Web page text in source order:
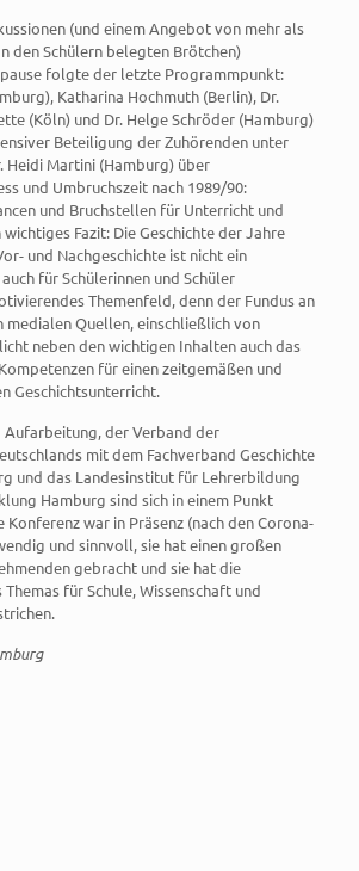
(und einem Angebot von mehr als
den Schülern belegten Brötchen)
folgte der letzte Programmpunkt:
Katharina Hochmuth (Berlin), Dr.
(Köln) und Dr. Helge Schröder (Hamburg)
Beteiligung der Zuhörenden unter
Heidi Martini (Hamburg) über
und Umbruchszeit nach 1989/90:
und Bruchstellen für Unterricht und
Fazit: Die Geschichte der Jahre
und Nachgeschichte ist nicht ein
für Schülerinnen und Schüler
Themenfeld, denn der Fundus an
medialen Quellen, einschließlich von
neben den wichtigen Inhalten auch das
für einen zeitgemäßen und
Geschichtsunterricht.
Aufarbeitung, der Verband der
mit dem Fachverband Geschichte
und das Landesinstitut für Lehrerbildung
Hamburg sind sich in einem Punkt
Konferenz war in Präsenz (nach den Corona-
und sinnvoll, sie hat einen großen
gebracht und sie hat die
für Schule, Wissenschaft und